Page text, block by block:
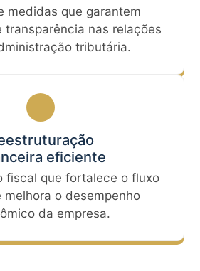
medidas que garantem
transparência nas relações
tributária.
eficiente
fiscal que fortalece o fluxo
melhora o desempenho
da empresa.